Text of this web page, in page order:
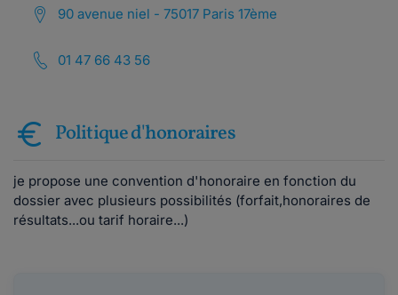
90 avenue niel - 75017 Paris 17ème
01 47 66 43 56
Politique d'honoraires
je propose une convention d'honoraire en fonction du
dossier avec plusieurs possibilités (forfait,honoraires de
résultats...ou tarif horaire...)